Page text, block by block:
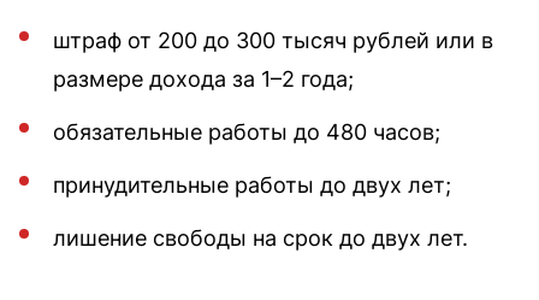
штраф от 200 до 300 тысяч рублей или в
размере дохода за 1–2 года;
обязательные работы до 480 часов;
принудительные работы до двух лет;
лишение свободы на срок до двух лет.